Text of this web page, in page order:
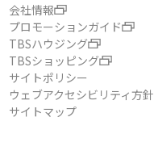
会社情報
プロモーションガイド
TBSハウジング
TBSショッピング
サイトポリシー
ウェブアクセシビリティ方針
サイトマップ